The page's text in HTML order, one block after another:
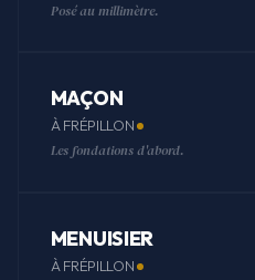
Posé au millimètre.
MAÇON
À FRÉPILLON
Les fondations d'abord.
MENUISIER
À FRÉPILLON